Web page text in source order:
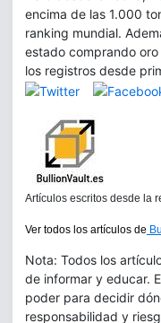
encima de las 1.000
ranking mundial.
estado comprando
los registros desde
Artículos escritos desde la
Ver todos los artículos de
Nota: Todos los
de informar y educar.
poder para decidir
responsabilidad y